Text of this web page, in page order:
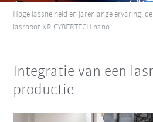
Hoge lassnelheid en jarenlange ervaring: de
lasrobot KR CYBERTECH nano.
Integratie van een
productie